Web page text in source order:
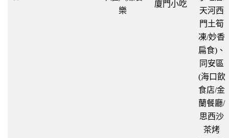
樂
廈門小吃
天河西
門土筍
凍/妙香
扁食)、
同安區
(海口飲
食店/金
蘭餐廳/
思西沙
茶烤